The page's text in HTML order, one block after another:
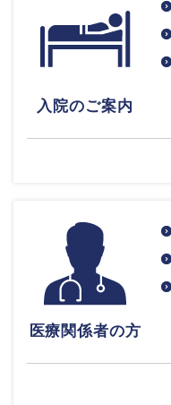
入院のご案内
医療関係者の方